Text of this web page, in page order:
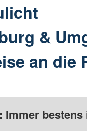
&
an die
Immer